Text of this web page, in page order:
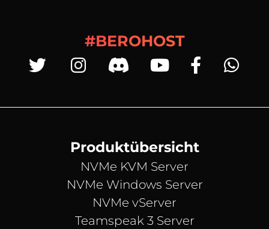
#BEROHOST
Produktübersicht
NVMe KVM Server
NVMe Windows Server
NVMe vServer
Teamspeak 3 Server